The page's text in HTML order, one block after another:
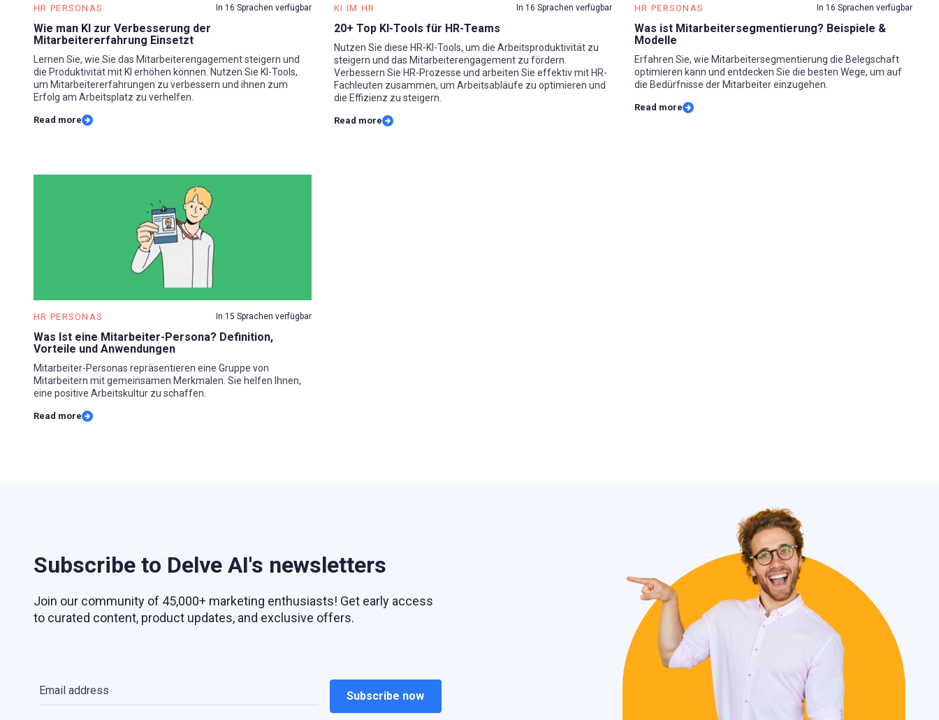
HR PERSONAS In 16 Sprachen verfügbar
Wie man KI zur Verbesserung der
Mitarbeitererfahrung Einsetzt
Lernen Sie, wie Sie das Mitarbeiterengagement steigern und
die Produktivität mit KI erhöhen können. Nutzen Sie KI-Tools,
um Mitarbeitererfahrungen zu verbessern und ihnen zum
Erfolg am Arbeitsplatz zu verhelfen.
Read more
KI IM HR In 16 Sprachen verfügbar
20+ Top KI-Tools für HR-Teams
Nutzen Sie diese HR-KI-Tools, um die Arbeitsproduktivität zu
steigern und das Mitarbeiterengagement zu fördern.
Verbessern Sie HR-Prozesse und arbeiten Sie effektiv mit HR-
Fachleuten zusammen, um Arbeitsabläufe zu optimieren und
die Effizienz zu steigern.
Read more
HR PERSONAS In 16 Sprachen verfügbar
Was ist Mitarbeitersegmentierung? Beispiele &
Modelle
Erfahren Sie, wie Mitarbeitersegmentierung die Belegschaft
optimieren kann und entdecken Sie die besten Wege, um auf
die Bedürfnisse der Mitarbeiter einzugehen.
Read more
HR PERSONAS In 15 Sprachen verfügbar
Was Ist eine Mitarbeiter-Persona? Definition,
Vorteile und Anwendungen
Mitarbeiter-Personas repräsentieren eine Gruppe von
Mitarbeitern mit gemeinsamen Merkmalen. Sie helfen Ihnen,
eine positive Arbeitskultur zu schaffen.
Read more
Subscribe to Delve AI's newsletters
Join our community of 45,000+ marketing enthusiasts! Get early access
to curated content, product updates, and exclusive offers.
Email address